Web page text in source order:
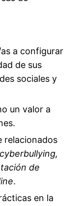
a configurar
de sus
sociales y
un valor a
relacionados
cyberbullying,
de
.
en la